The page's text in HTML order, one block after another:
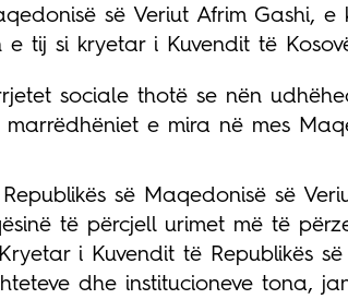
së Veriut Afrim Gashi,
e tij si kryetar i Kuvendit të
sociale thotë se nën
e mira në mes
së Maqedonisë së
të përcjell urimet më të
i Kuvendit të Republikës së
dhe institucioneve tona,